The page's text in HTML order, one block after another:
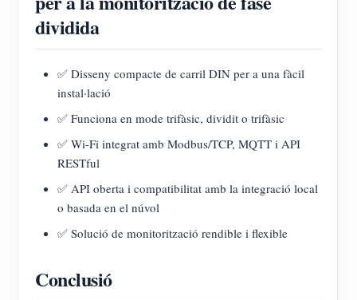
dividida
✅ Disseny compacte de carril DIN per a una fàcil
instal·lació
✅ Funciona en mode trifàsic, dividit o trifàsic
✅ Wi-Fi integrat amb Modbus/TCP, MQTT i API
RESTful
✅ API oberta i compatibilitat amb la integració local
o basada en el núvol
✅ Solució de monitorització rendible i flexible
Conclusió